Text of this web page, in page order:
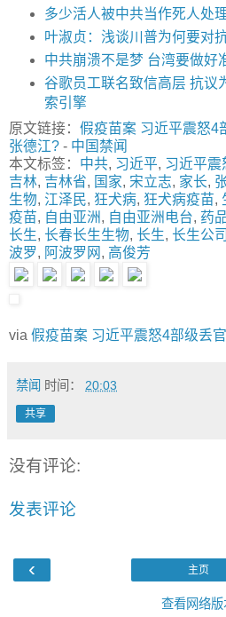
多少活人被中共当作死人处理
叶淑贞：浅谈川普为何要对
中共崩溃不是梦 台湾要做好
谷歌员工联名致信高层 抗议
索引擎
原文链接： 假疫苗案 习近平震怒4
张德江? - 中国禁闻
本文标签： 中共, 习近平, 习近平震
吉林, 吉林省, 国家, 宋立志, 家长,
生物, 江泽民, 狂犬病, 狂犬病疫苗,
疫苗, 自由亚洲, 自由亚洲电台, 药
长生, 长春长生生物, 长生, 长生公司
波罗, 阿波罗网 , 高俊芳
via 假疫苗案 习近平震怒4部级丢
禁闻 时间： 20:03
共享
没有评论:
发表评论
‹ 主页
查看网络版